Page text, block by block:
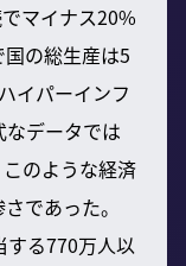
マイナス20%
の総生産は5
イパーインフ
データでは
のような経済
であった。
する770万人以